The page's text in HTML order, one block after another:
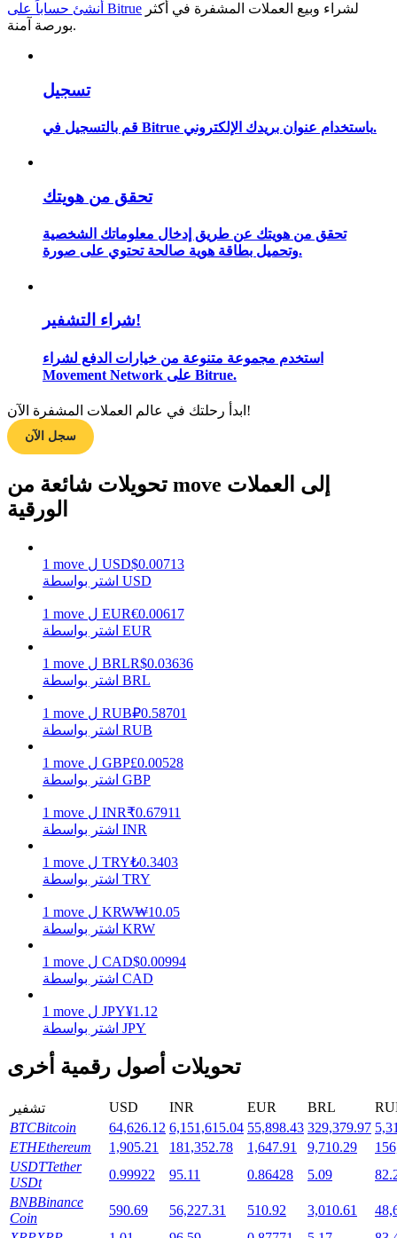
مرشد
استراتيجيات التداول
تعلم كيفية البقاء مربحة
يكسب
احصل على مكافآت تنافسية يوميًا
التوقيع المساحي
Launchpool
الرهان المرن لكسب العملات الرقمية الشهيرة
أنشئ حساباً على Bitrue
بورصة آمنة.
تسجيل
قم بالتسجيل في Bitrue باستخدام عنوان بريدك الإلكتروني.
تحقق من هويتك
تحقق من هويتك عن طريق إدخال معلوماتك الشخصية
وتحميل بطاقة هوية صالحة تحتوي على صورة.
شراء التشفير!
استخدم مجموعة متنوعة من خيارات الدفع لشراء
Movement Network على Bitrue.
ابدأ رحلتك في عالم العملات المشفرة الآن!
سجل الآن
تحويلات شائعة من move إلى العملات
الورقية
1 move ل USD$0.00713
اشتر بواسطة USD
1 move ل EUR€0.00617
اشتر بواسطة EUR
1 move ل BRLR$0.03636
اشتر بواسطة BRL
1 move ل RUB₽0.58701
اشتر بواسطة RUB
1 move ل GBP£0.00528
اشتر بواسطة GBP
1 move ل INR₹0.67911
اشتر بواسطة INR
1 move ل TRY₺0.3403
اشتر بواسطة TRY
1 move ل KRW₩10.05
اشتر بواسطة KRW
1 move ل CAD$0.00994
اشتر بواسطة CAD
1 move ل JPY¥1.12
اشتر بواسطة JPY
تحويلات أصول رقمية أخرى
تشفير USD INR EUR BRL
BTCBitcoin 64,626.12 6,151,615.04 55,898.43 329,379.97
ETHEthereum 1,905.21 181,352.78 1,647.91 9,710.29
USDTTether
USDt
0.99922 95.11 0.86428 5.09
BNBBinance
Coin
590.69 56,227.31 510.92 3,010.61